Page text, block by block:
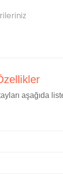
aşağıda